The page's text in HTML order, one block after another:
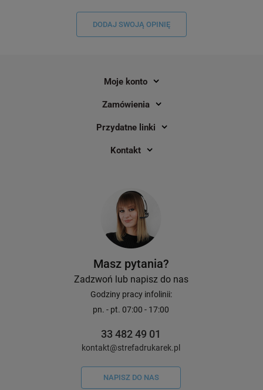
DODAJ SWOJĄ OPINIĘ
Moje konto
Zamówienia
Przydatne linki
Kontakt
Masz pytania?
Zadzwoń lub napisz do nas
Godziny pracy infolinii:
pn. - pt. 07:00 - 17:00
33 482 49 01
kontakt@strefadrukarek.pl
NAPISZ DO NAS